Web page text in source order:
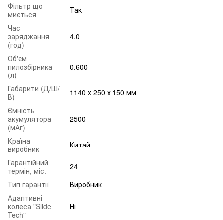
Фільтр що
миється
Так
Час
заряджання
(год)
4.0
Об'єм
пилозбірника
(л)
0.600
Габарити (Д/Ш/
В)
1140 х 250 х 150 мм
Ємність
акумулятора
(мАг)
2500
Країна
виробник
Китай
Гарантійний
термін, міс.
24
Тип гарантії
Виробник
Адаптивні
колеса "Slide
Tech"
Ні